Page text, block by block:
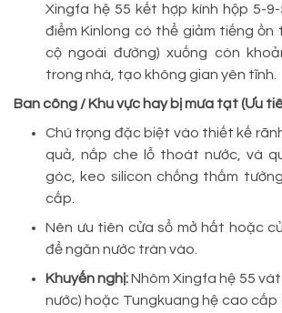
Xingfa hệ 55 kết hợp kính hộp 5-
điểm Kinlong có thể giảm tiếng ồn
cộ ngoài đường) xuống còn
trong nhà, tạo không gian yên tĩnh.
Ban công / Khu vực hay bị mưa tạt (Ưu
Chú trọng đặc biệt vào thiết kế
quả, nắp che lỗ thoát nước, và
góc, keo silicon chống thấm
cấp.
Nên ưu tiên cửa sổ mở hất hoặc
để ngăn nước tràn vào.
Khuyến nghị:Nhôm Xingfa hệ 55
nước) hoặc Tungkuang hệ cao